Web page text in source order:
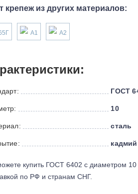
крепеж из других материалов:
А1 А2
ГОСТ
10
сталь
кадмий
купить ГОСТ 6402 с диаметром 10
по РФ и странам СНГ.